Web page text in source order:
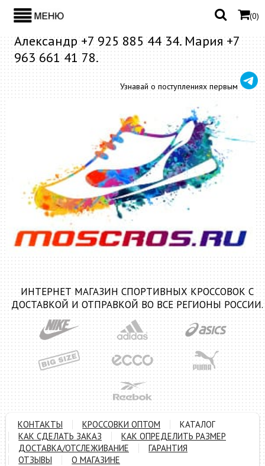
(0)
Александр +7 925 885 44 34. Мария +7
963 661 41 78.
Узнавай о поступлениях первым
ИНТЕРНЕТ МАГАЗИН СПОРТИВНЫХ КРОССОВОК С
ДОСТАВКОЙ И ОТПРАВКОЙ ВО ВСЕ РЕГИОНЫ РОССИИ.
КОНТАКТЫ КРОССОВКИ ОПТОМ
КАТАЛОГ
КАК СДЕЛАТЬ ЗАКАЗ
КАК ОПРЕДЕЛИТЬ РАЗМЕР
ДОСТАВКА/ОТСЛЕЖИВАНИЕ
ГАРАНТИЯ
ОТЗЫВЫ
О МАГАЗИНЕ